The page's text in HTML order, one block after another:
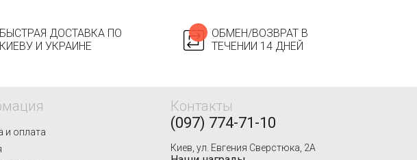
БЫСТРАЯ ДОСТАВКА ПО
КИЕВУ И УКРАИНЕ
ОБМЕН/ВОЗВРАТ В
ТЕЧЕНИИ 14 ДНЕЙ
и оплата
Контакты
(097) 774-71-10
Киев, ул. Евгения Сверстюка, 2А